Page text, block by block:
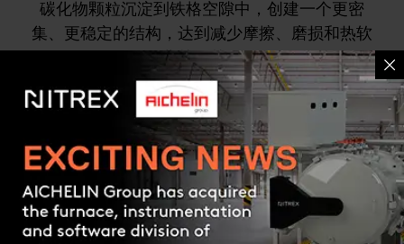
碳化物颗粒沉淀到铁格空隙中，创建一个更密
集、更稳定的结构，达到减少摩擦、磨损和热软
化的目的。
优势总结：
所保留的奥氏体（软）转换为马氏体（硬）
强度、韧性、稳定性和耐久性均有所增强
钢结构密度增加
摩擦系数较低
残留应力和脆性有所下降
Contact us